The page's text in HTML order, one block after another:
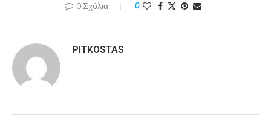
0 Σχόλια 0
PITKOSTAS